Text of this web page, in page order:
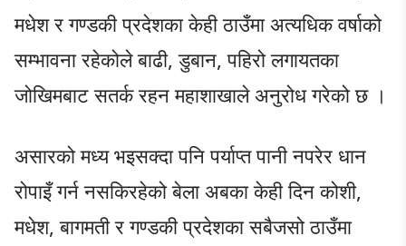
मधेश र गण्डकी प्रदेशका केही ठाउँमा अत्यधिक वर्षाको
सम्भावना रहेकोले बाढी, डुबान, पहिरो लगायतका
जोखिमबाट सतर्क रहन महाशाखाले अनुरोध गरेको छ ।
असारको मध्य भइसक्दा पनि पर्याप्त पानी नपरेर धान
रोपाइँ गर्न नसकिरहेको बेला अबका केही दिन कोशी,
मधेश, बागमती र गण्डकी प्रदेशका सबैजसो ठाउँमा